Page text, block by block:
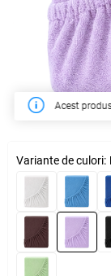
În
Variante de culori: